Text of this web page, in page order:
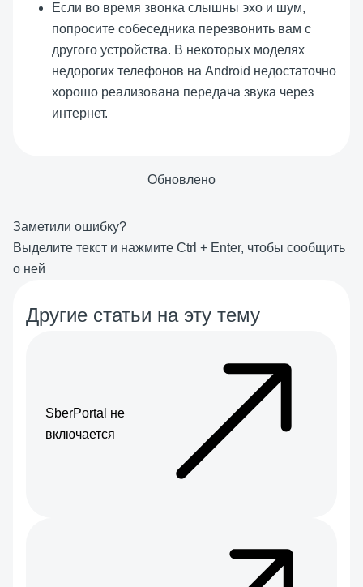
Если во время звонка слышны эхо и шум,
попросите собеседника перезвонить вам с
другого устройства. В некоторых моделях
недорогих телефонов на Android недостаточно
хорошо реализована передача звука через
интернет.
Обновлено
Заметили ошибку?
Выделите текст и нажмите Ctrl + Enter, чтобы сообщить
о ней
Другие статьи на эту тему
SberPortal не
включается